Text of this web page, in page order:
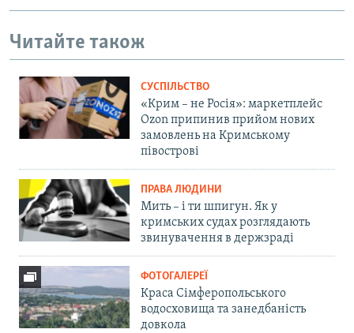
Читайте також
СУСПІЛЬСТВО
«Крим – не Росія»: маркетплейс
Ozon припинив прийом нових
замовлень на Кримському
півострові
ПРАВА ЛЮДИНИ
Мить – і ти шпигун. Як у
кримських судах розглядають
звинувачення в держзраді
ФОТОГАЛЕРЕЇ
Краса Сімферопольського
водосховища та занедбаність
довкола